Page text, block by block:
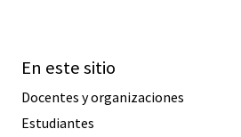
En este sitio
Docentes y organizaciones
Estudiantes